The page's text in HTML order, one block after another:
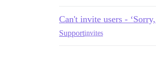
Can't invite users -
Supportinvites